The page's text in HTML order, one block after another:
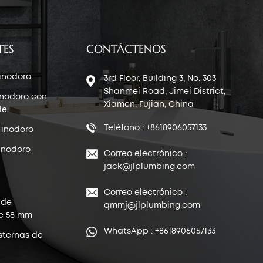
con
58 mm
de
CONTÁCTENOS
3rd Floor, Building 3, No. 303
Shanmei Road, Jimei District,
Xiamen, Fujian, China
Teléfono : +8618906057133
Correo electrónico :
jack@jlplumbing.com
Correo electrónico :
qmmj@jlplumbing.com
WhatsApp : +8618906057133